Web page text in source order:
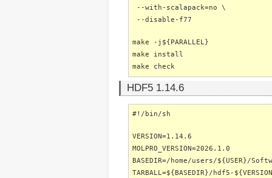
--with-scalapack=no \
--disable-f77
make -j${PARALLEL}
make install
make check
HDF5 1.14.6
#!/bin/sh
VERSION=1.14.6
MOLPRO_VERSION=2026.1.0
BASEDIR=/home/users/${USER}/
TARBALL=${BASEDIR}/hdf5-